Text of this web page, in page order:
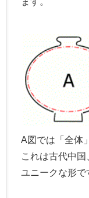
A図では「全体
これは古代中
ユニークな形で